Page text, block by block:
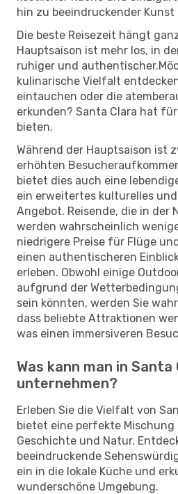
hin zu beeindruckender Kunst
Die beste Reisezeit hängt
Hauptsaison ist mehr los, in
ruhiger und
kulinarische Vielfalt
eintauchen oder die
erkunden? Santa Clara hat
bieten.
Während der Hauptsaison ist
erhöhten
bietet dies auch eine
ein erweitertes kulturelles
Angebot. Reisende, die in der
werden wahrscheinlich
niedrigere Preise für Flüge
einen authentischeren
erleben. Obwohl einige
aufgrund der
sein könnten, werden Sie
dass beliebte Attraktionen
was einen immersiveren
Was kann man in Santa
unternehmen?
Erleben Sie die Vielfalt von
bietet eine perfekte Mischung
Geschichte und Natur.
beeindruckende
ein in die lokale Küche und
wunderschöne Umgebung.